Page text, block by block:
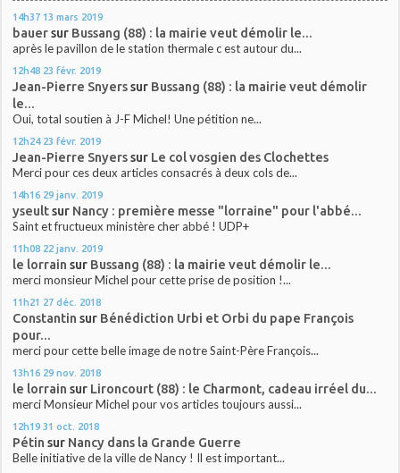
14h37 13 mars 2019
bauersur Bussang (88) : la mairie veut démolir le...
après le pavillon de le station thermale c est autour du...
12h48 23 févr. 2019
Jean-Pierre Snyerssur Bussang (88) : la mairie veut démolir
le...
Oui, total soutien à J-F Michel! Une pétition ne...
12h24 23 févr. 2019
Jean-Pierre Snyerssur Le col vosgien des Clochettes
Merci pour ces deux articles consacrés à deux cols de...
14h16 29 janv. 2019
yseultsur Nancy : première messe "lorraine" pour l'abbé...
Saint et fructueux ministère cher abbé ! UDP+
11h08 22 janv. 2019
le lorrain sur Bussang (88) : la mairie veut démolir le...
merci monsieur Michel pour cette prise de position !...
11h21 27 déc. 2018
Constantin sur Bénédiction Urbi et Orbi du pape François
pour...
merci pour cette belle image de notre Saint-Père François...
13h16 29 nov. 2018
le lorrain sur Lironcourt (88) : le Charmont, cadeau irréel du...
merci Monsieur Michel pour vos articles toujours aussi...
12h19 31 oct. 2018
Pétin sur Nancy dans la Grande Guerre
Belle initiative de la ville de Nancy ! Il est important...